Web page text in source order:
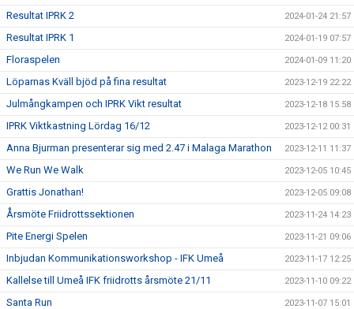
Resultat IPRK 2 2024-01-24 21:57
Resultat IPRK 1 2024-01-19 07:57
Floraspelen 2024-01-09 11:20
Löparnas Kväll bjöd på fina resultat 2023-12-19 22:22
Julmångkampen och IPRK Vikt resultat 2023-12-18 15:58
IPRK Viktkastning Lördag 16/12 2023-12-12 00:31
Anna Bjurman presenterar sig med 2.47 i Malaga Marathon 2023-12-11 11:37
We Run We Walk 2023-12-05 10:45
Grattis Jonathan! 2023-12-05 09:08
Årsmöte Friidrottssektionen 2023-11-24 14:23
Pite Energi Spelen 2023-11-21 09:06
Inbjudan Kommunikationsworkshop - IFK Umeå 2023-11-17 12:25
Kallelse till Umeå IFK friidrotts årsmöte 21/11 2023-11-10 09:22
Santa Run 2023-11-07 15:01